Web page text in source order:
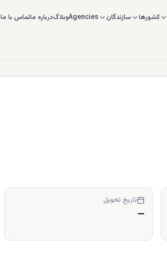
کشورها سازندگان Agenciesوبلاگدرباره ماتماس با ما
تاریخ تحویل
—